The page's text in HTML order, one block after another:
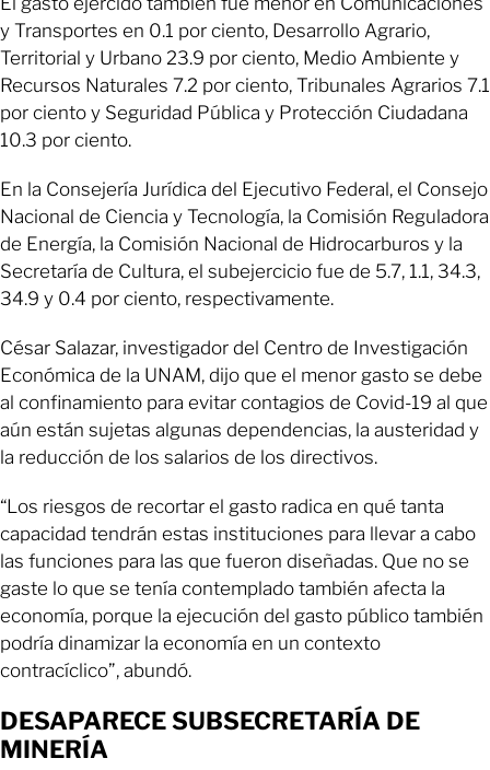
y Transportes en 0.1 por ciento, Desarrollo Agrario,
Territorial y Urbano 23.9 por ciento, Medio Ambiente y
Recursos Naturales 7.2 por ciento, Tribunales Agrarios 7.1
por ciento y Seguridad Pública y Protección Ciudadana
10.3 por ciento.
En la Consejería Jurídica del Ejecutivo Federal, el Consejo
Nacional de Ciencia y Tecnología, la Comisión Reguladora
de Energía, la Comisión Nacional de Hidrocarburos y la
Secretaría de Cultura, el subejercicio fue de 5.7, 1.1, 34.3,
34.9 y 0.4 por ciento, respectivamente.
César Salazar, investigador del Centro de Investigación
Económica de la UNAM, dijo que el menor gasto se debe
al confinamiento para evitar contagios de Covid-19 al que
aún están sujetas algunas dependencias, la austeridad y
la reducción de los salarios de los directivos.
“Los riesgos de recortar el gasto radica en qué tanta
capacidad tendrán estas instituciones para llevar a cabo
las funciones para las que fueron diseñadas. Que no se
gaste lo que se tenía contemplado también afecta la
economía, porque la ejecución del gasto público también
podría dinamizar la economía en un contexto
contracíclico”, abundó.
DESAPARECE SUBSECRETARÍA DE
MINERÍA